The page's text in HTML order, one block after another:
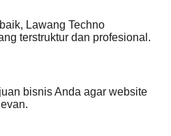
Lawang Techno
terstruktur dan profesional.
bisnis Anda agar website